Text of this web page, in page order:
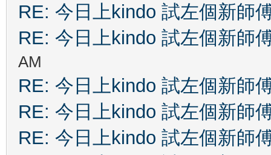
RE: 今日上kindo 試左個新師
RE: 今日上kindo 試左個新師
AM
RE: 今日上kindo 試左個新師
RE: 今日上kindo 試左個新師
RE: 今日上kindo 試左個新師